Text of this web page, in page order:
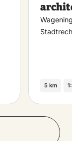
5 km